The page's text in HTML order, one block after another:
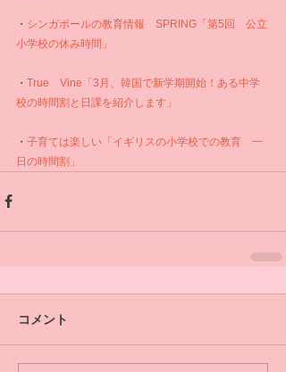
・ シンガポールの教育情報　SPRING「第5回　公立
小学校の休み時間」
・ True　Vine「3月、韓国で新学期開始！ある中学
校の時間割と日課を紹介します」
・ 子育ては楽しい「イギリスの小学校での教育　一
日の時間割」
コメント